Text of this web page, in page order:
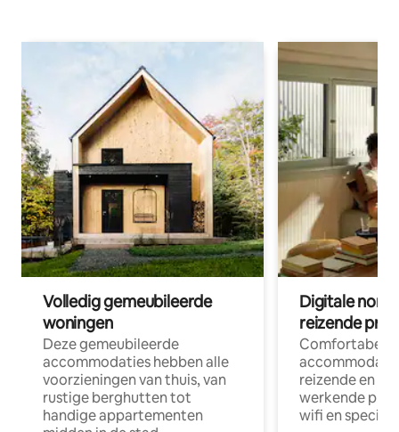
Volledig gemeubileerde
woningen
Deze gemeubileerde
accommodaties hebben alle
voorzieningen van thuis, van
rustige berghutten tot
handige appartementen
Digitale
reizende
Comfortabele
reizende en
werkende
wifi en